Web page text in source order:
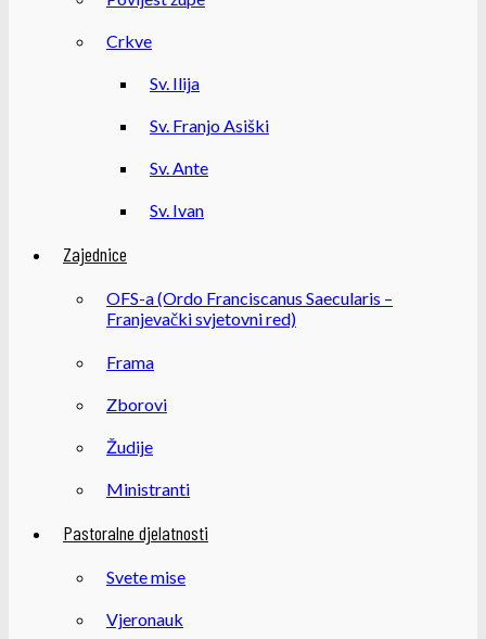
Crkve
Sv. Ilija
Sv. Franjo Asiški
Sv. Ante
Sv. Ivan
Zajednice
OFS-a (Ordo Franciscanus Saecularis –
Franjevački svjetovni red)
Frama
Zborovi
Žudije
Ministranti
Pastoralne djelatnosti
Svete mise
Vjeronauk